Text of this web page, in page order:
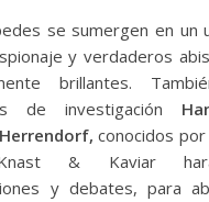
se sumergen en un
y verdaderos
brillantes.
de investigación
conocidos
& Kaviar
y debates, para